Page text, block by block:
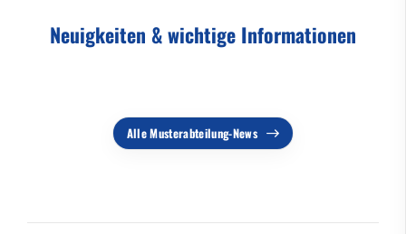
Neuigkeiten & wichtige Informationen
Alle Musterabteilung-News